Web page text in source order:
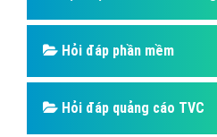
Hỏi đáp phần mềm
Hỏi đáp quảng cáo TVC